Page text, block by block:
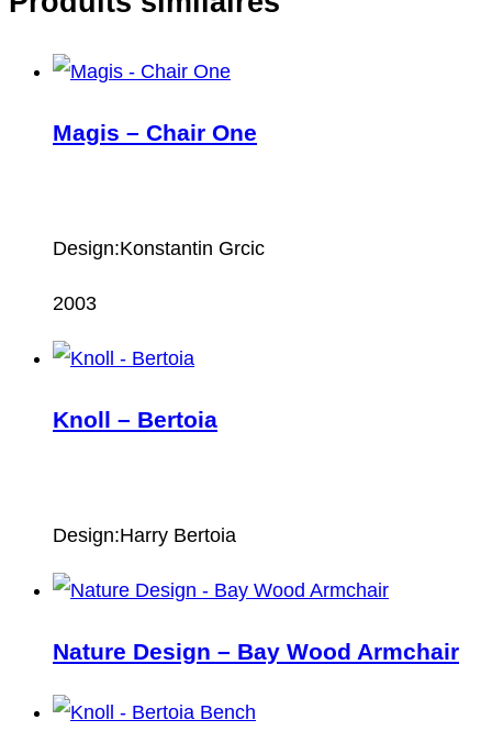
Magis – Chair One
Design:Konstantin Grcic
2003
Knoll – Bertoia
Design:Harry Bertoia
Nature Design – Bay Wood Armchair